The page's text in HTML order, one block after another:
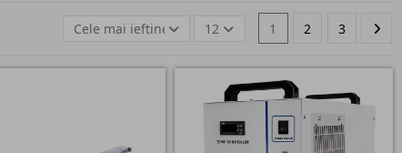
Cele mai ieftine 12 1 2 3